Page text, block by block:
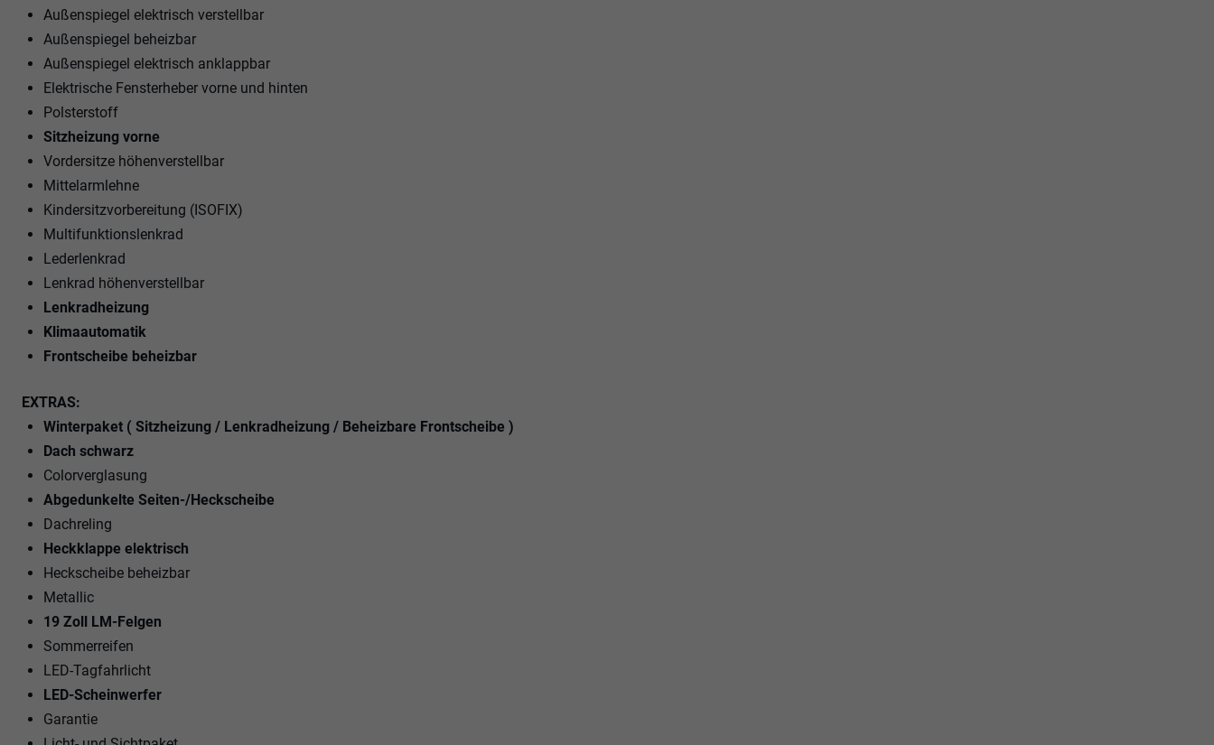
Außenspiegel elektrisch verstellbar
Außenspiegel beheizbar
Außenspiegel elektrisch anklappbar
Elektrische Fensterheber vorne und hinten
Polsterstoff
Sitzheizung vorne
Vordersitze höhenverstellbar
Mittelarmlehne
Kindersitzvorbereitung (ISOFIX)
Multifunktionslenkrad
Lederlenkrad
Lenkrad höhenverstellbar
Lenkradheizung
Klimaautomatik
Frontscheibe beheizbar
EXTRAS:
Winterpaket ( Sitzheizung / Lenkradheizung / Beheizbare Frontscheibe )
Dach schwarz
Colorverglasung
Abgedunkelte Seiten-/Heckscheibe
Dachreling
Heckklappe elektrisch
Heckscheibe beheizbar
Metallic
19 Zoll LM-Felgen
Sommerreifen
LED-Tagfahrlicht
LED-Scheinwerfer
Garantie